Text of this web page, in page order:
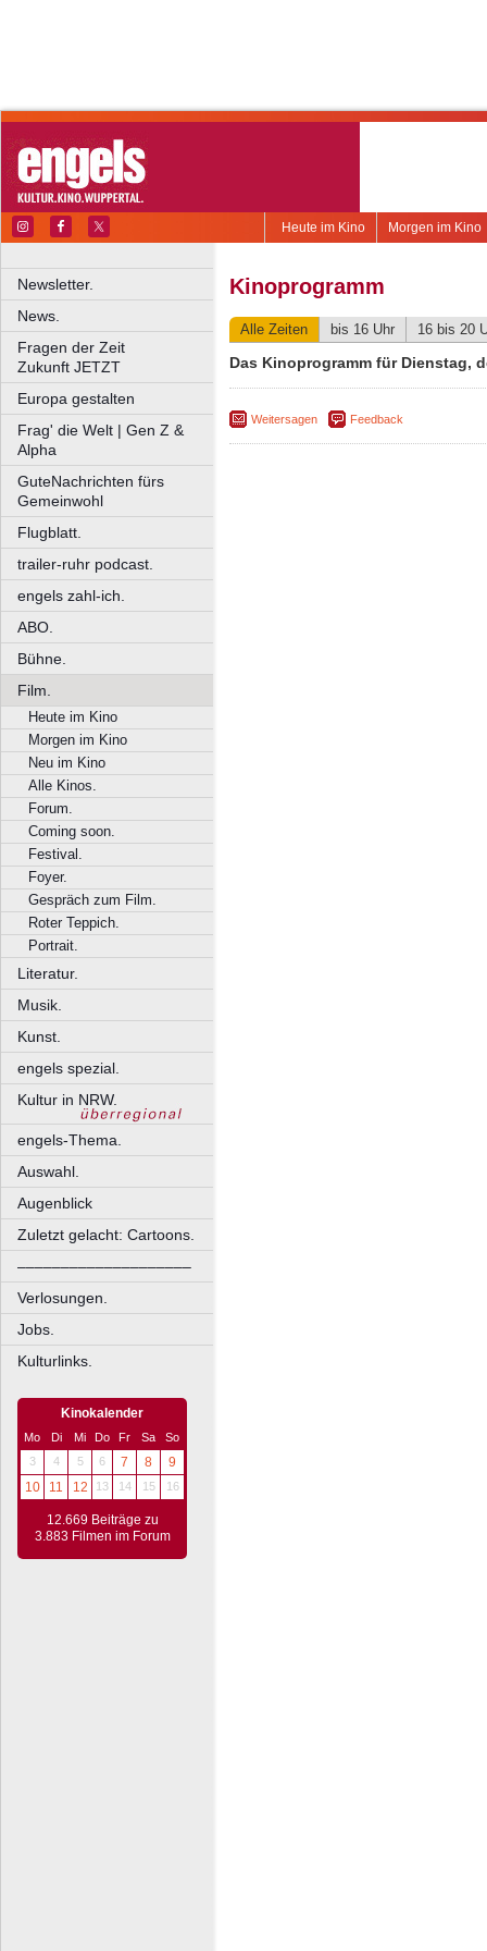
Morgen im Kino
Heute im Kino
Newsletter.
News.
Fragen der Zeit
Zukunft JETZT
Europa gestalten
Frag' die Welt | Gen Z &
Alpha
GuteNachrichten fürs
Gemeinwohl
Flugblatt.
trailer-ruhr podcast.
engels zahl-ich.
ABO.
Bühne.
Film.
Heute im Kino
Morgen im Kino
Neu im Kino
Alle Kinos.
Forum.
Coming soon.
Festival.
Foyer.
Gespräch zum Film.
Roter Teppich.
Portrait.
Literatur.
Musik.
Kunst.
engels spezial.
Kultur in NRW.
engels-Thema.
Auswahl.
Augenblick
Zuletzt gelacht: Cartoons.
––––––––––––––––––––
Verlosungen.
Jobs.
Kulturlinks.
Kinokalender
Mo Di Mi Do Fr Sa
So
3
4 5 6 7 8
9
10
11 12 13 14 15 16
12.669 Beiträge zu
3.883 Filmen im Forum
Kinoprogramm
Alle Zeiten bis 16 Uhr 16 bis 20
Das Kinoprogramm für Dienstag,
Weitersagen Feedback